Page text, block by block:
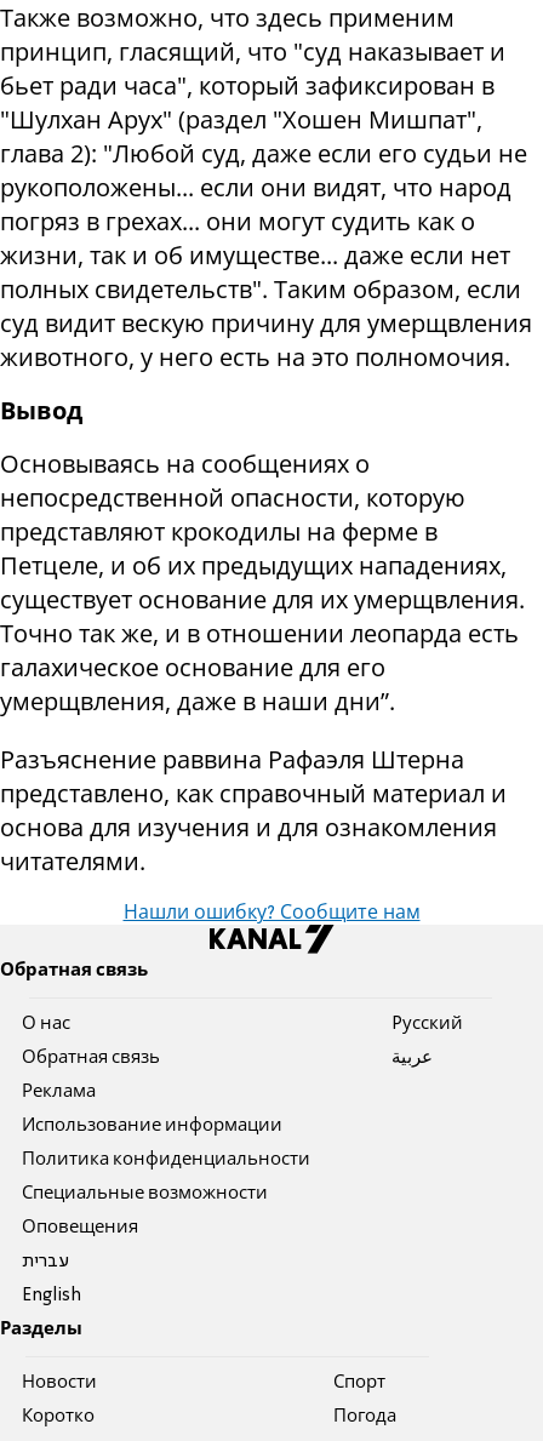
Также возможно, что здесь применим
принцип, гласящий, что "суд наказывает и
бьет ради часа", который зафиксирован в
"Шулхан Арух" (раздел "Хошен Мишпат",
глава 2): "Любой суд, даже если его судьи не
рукоположены... если они видят, что народ
погряз в грехах... они могут судить как о
жизни, так и об имуществе... даже если нет
полных свидетельств". Таким образом, если
суд видит вескую причину для умерщвления
животного, у него есть на это полномочия.
Вывод
Основываясь на сообщениях о
непосредственной опасности, которую
представляют крокодилы на ферме в
Петцеле, и об их предыдущих нападениях,
существует основание для их умерщвления.
Точно так же, и в отношении леопарда есть
галахическое основание для его
умерщвления, даже в наши дни”.
Разъяснение раввина Рафаэля Штерна
представлено, как справочный материал и
основа для изучения и для ознакомления
читателями.
Нашли ошибку? Сообщите нам
Обратная связь
О нас
Обратная связь
Реклама
Использование информации
Политика конфиденциальности
Специальные возможности
Оповещения
עברית
English
Pусский
عربية
Разделы
Новости
Коротко
Спорт
Погода